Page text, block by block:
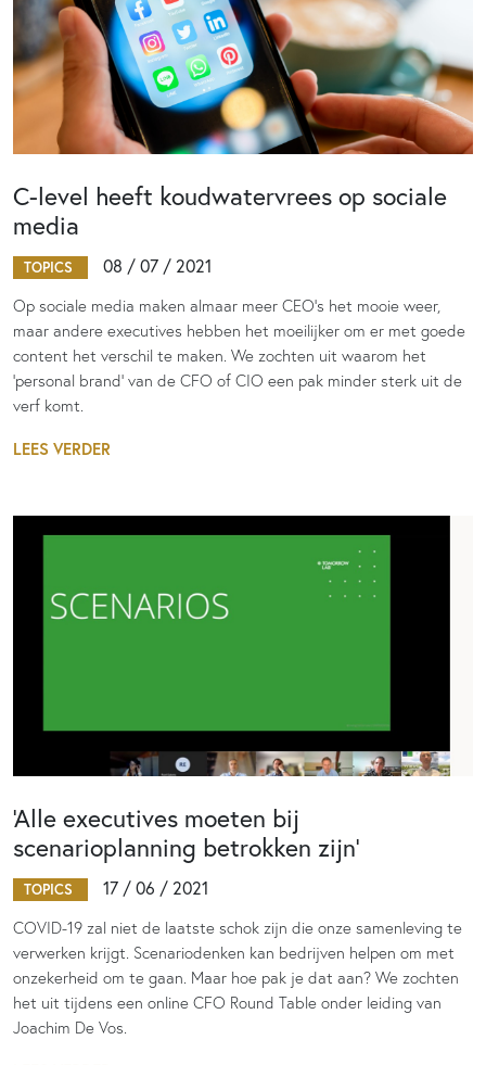
C-level heeft koudwatervrees op sociale
media
TOPICS 08 / 07 / 2021
Op sociale media maken almaar meer CEO’s het mooie weer,
maar andere executives hebben het moeilijker om er met goede
content het verschil te maken. We zochten uit waarom het
‘personal brand’ van de CFO of CIO een pak minder sterk uit de
verf komt.
LEES VERDER
‘Alle executives moeten bij
scenarioplanning betrokken zijn’
TOPICS 17 / 06 / 2021
COVID-19 zal niet de laatste schok zijn die onze samenleving te
verwerken krijgt. Scenariodenken kan bedrijven helpen om met
onzekerheid om te gaan. Maar hoe pak je dat aan? We zochten
het uit tijdens een online CFO Round Table onder leiding van
Joachim De Vos.